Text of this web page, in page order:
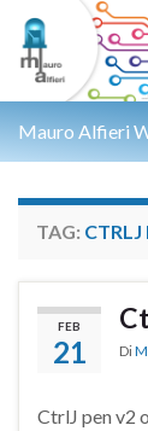
Mauro Alfieri
TAG: CTRLJ
FEB
21 Di
CtrlJ pen v2